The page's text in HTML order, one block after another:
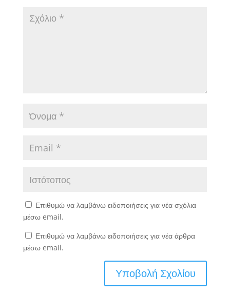
Επιθυμώ να λαμβάνω ειδοποιήσεις για νέα σχόλια
μέσω email.
Επιθυμώ να λαμβάνω ειδοποιήσεις για νέα άρθρα
μέσω email.